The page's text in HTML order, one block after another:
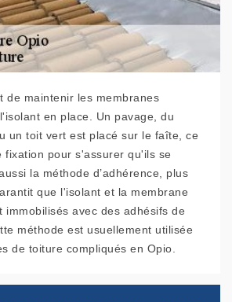
de maintenir les membranes
en place. Un pavage, du
un toit vert est placé sur le faîte, ce
fixation pour s'assurer qu'ils se
la méthode d’adhérence, plus
que l'isolant et la membrane
immobilisés avec des adhésifs de
méthode est usuellement utilisée
de toiture compliqués en Opio.